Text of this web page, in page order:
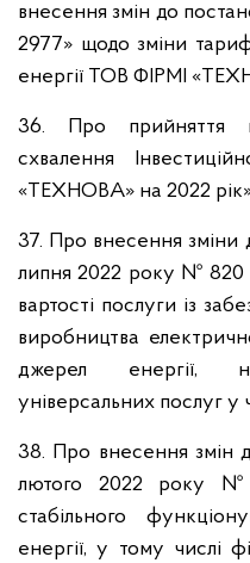
внесення змін до
2977» щодо зміни
енергії ТОВ ФІРМІ
36. Про прийняття
схвалення
«ТЕХНОВА» на 2022
37. Про внесення зміни
липня 2022 року № 820
вартості послуги із
виробництва
джерел енергії,
універсальних послуг у
38. Про внесення змін
лютого 2022 року №
стабільного
енергії, у тому числі